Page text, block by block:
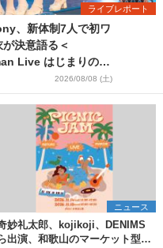
ライブレポート
、新体制7人で初ワ
決意語る＜
Live はじまりの夏
2026/08/08 (土)
ニュース
妙礼太郎、kojikoji、DENIMS
出演、和歌山のマーケット型野